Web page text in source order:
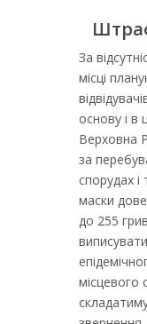
За
місці
основу і в
Верховна
за
спорудах і
маски
до 255
місцевого